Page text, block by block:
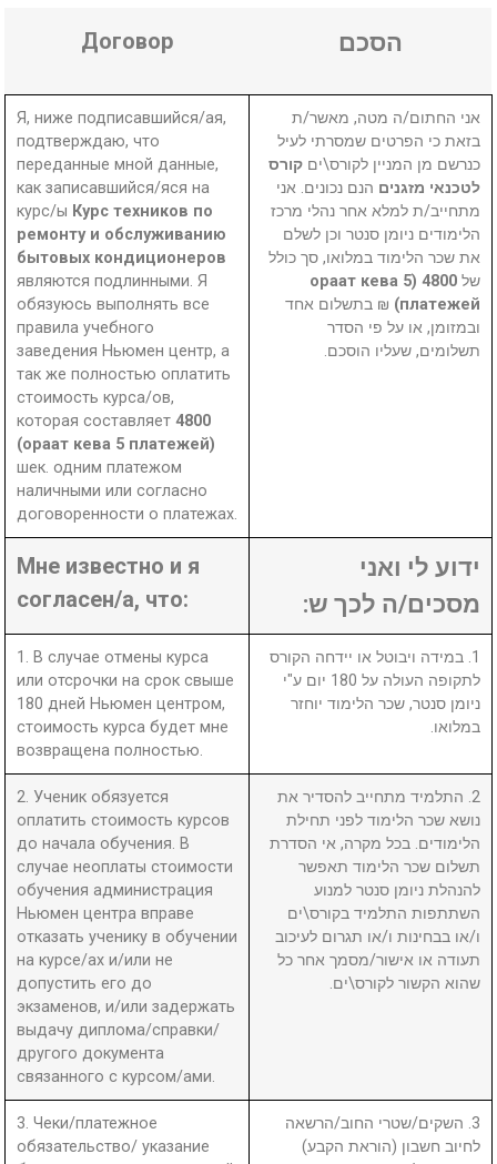
Договор הסכם
Я, ниже подписавшийся/ая,
подтверждаю, что
переданные мной данные,
как записавшийся/яся на
курс/ы Курс техников по
ремонту и обслуживанию
бытовых кондиционеров
являются подлинными. Я
обязуюсь выполнять все
правила учебного
заведения Ньюмен центр, а
так же полностью оплатить
стоимость курса/ов,
которая составляет4800
(ораат кева 5 платежей)
шек. одним платежом
наличными или согласно
договоренности о платежах.
אני החתום/ה מטה, מאשר/ת
בזאת כי הפרטים שמסרתי לעיל
כנרשם מן המניין לקורס\ים קורס
לטכנאי מזגנים הנם נכונים. אני
מתחייב/ת למלא אחר נהלי מרכז
הלימודים ניומן סנטר וכן לשלם
את שכר הלימוד במלואו, סך כולל
של
4800 (ораат кева 5
платежей)
₪ בתשלום אחד
ובמזומן, או על פי הסדר
תשלומים, שעליו הוסכם.
Мне известно и я
согласен/а, что:
ידוע לי ואני
מסכים/ה לכך ש:
1. В случае отмены курса
или отсрочки на срок свыше
180 дней Ньюмен центром,
стоимость курса будет мне
возвращена полностью.
1. במידה ויבוטל או יידחה הקורס
לתקופה העולה על 180 יום ע"י
ניומן סנטר, שכר הלימוד יוחזר
במלואו.
2. Ученик обязуется
оплатить стоимость курсов
до начала обучения. В
случае неоплаты стоимости
обучения администрация
Ньюмен центра вправе
отказать ученику в обучении
на курсе/ах и/или не
допустить его до
экзаменов, и/или задержать
выдачу диплома/справки/
другого документа
связанного с курсом/ами.
2. התלמיד מתחייב להסדיר את
נושא שכר הלימוד לפני תחילת
הלימודים. בכל מקרה, אי הסדרת
תשלום שכר הלימוד תאפשר
להנהלת ניומן סנטר למנוע
השתתפות התלמיד בקורס\ים
ו/או בבחינות ו/או תגרום לעיכוב
תעודה או אישור/מסמך אחר כל
שהוא הקשור לקורס\ים.
3. Чеки/платежное
обязательство/ указание
3. השקים/שטרי החוב/הרשאה
לחיוב חשבון (הוראת הקבע)